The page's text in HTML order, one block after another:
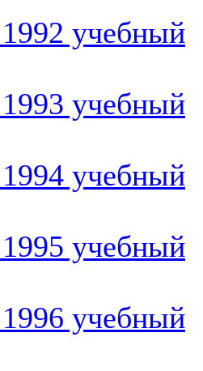
учебный
учебный
учебный
учебный
учебный